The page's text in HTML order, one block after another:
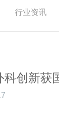
行业资讯
创新获